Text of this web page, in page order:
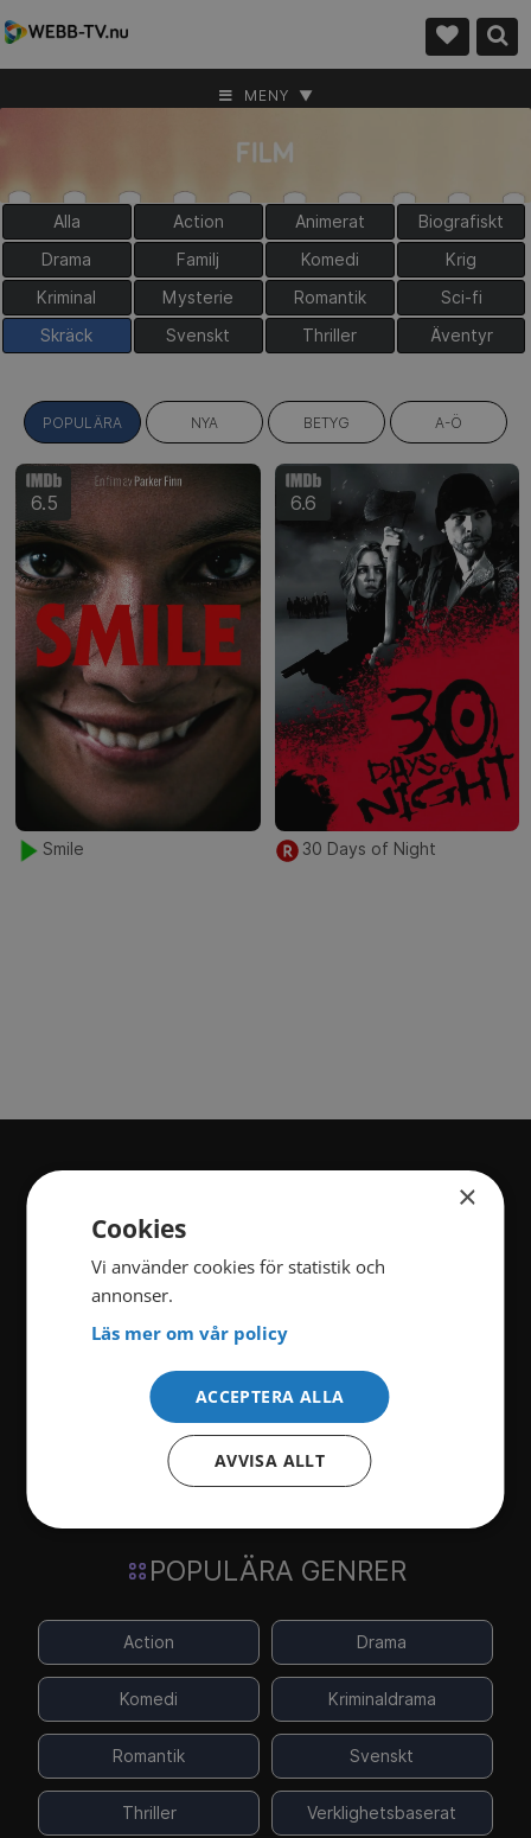
MENY ▼
Alla Action Animerat
Biografiskt
Drama
Familj Komedi
Krig
Kriminal
Mysterie Romantik
Sci-fi
Skräck
Svenskt Thriller Äventyr
POPULÄRA NYA BETYG A-Ö
Smile
6.5
30 Days of Night
6.6
Film
Nöje Reality
Sport Alla kategorier
POPULÄRA GENRER
Action Drama
Komedi Kriminaldrama
Romantik Svenskt
Thriller Verklighetsbaserat
×
Cookies
Vi använder cookies för statistik och
annonser.
Läs mer om vår policy
ACCEPTERA ALLA
AVVISA ALLT